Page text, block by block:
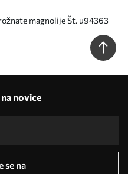
magnolije Št. u94363
novice
se na